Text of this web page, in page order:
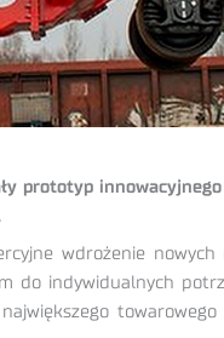
prototyp
wdrożenie
do indywidualnych